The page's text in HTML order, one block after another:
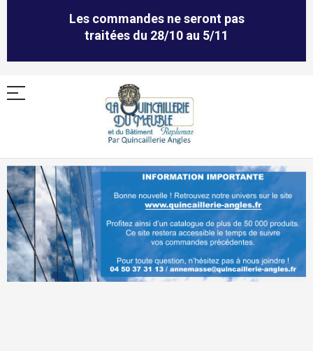
Les commandes ne seront pas
traitées du 28/10 au 5/11
Allez
au
contenu